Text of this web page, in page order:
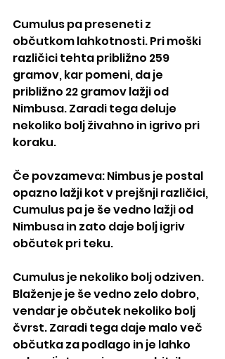
Cumulus pa preseneti z
občutkom lahkotnosti. Pri moški
različici tehta približno 259
gramov, kar pomeni, da je
približno 22 gramov lažji od
Nimbusa. Zaradi tega deluje
nekoliko bolj živahno in igrivo pri
koraku.
Če povzameva: Nimbus je postal
opazno lažji kot v prejšnji različici,
Cumulus pa je še vedno lažji od
Nimbusa in zato daje bolj igriv
občutek pri teku.
Cumulus je nekoliko bolj odziven.
Blaženje je še vedno zelo dobro,
vendar je občutek nekoliko bolj
čvrst. Zaradi tega daje malo več
občutka za podlago in je lahko